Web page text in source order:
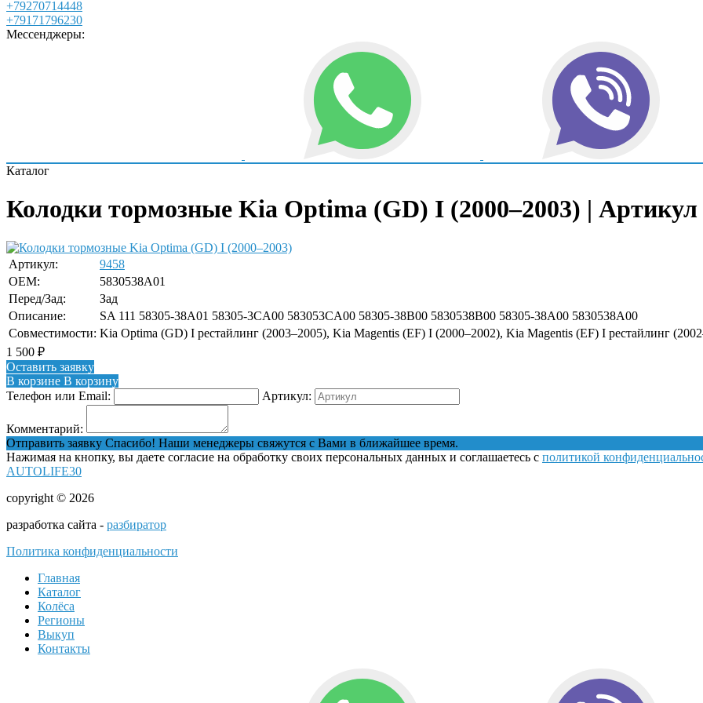
+79270714448
+79171796230
Мессенджеры:
Каталог
Колодки тормозные Kia Optima (GD) I (2000–2003) | Артикул
Артикул:
9458
OEM:
5830538A01
Перед/Зад:
Зад
Описание:
SA 111 58305-38A01 58305-3CA00 583053CA00 58305-38B00 5830538B00 58305-38A00 5830538A00
Совместимости: Kia Optima (GD) I рестайлинг (2003–2005), Kia Magentis (EF) I (2000–2002), Kia Magentis (EF) I рестайлинг
1 500 ₽
Оставить заявку
В корзине В корзину
Телефон или Email:
Артикул:
Комментарий:
Отправить заявку Спасибо! Наши менеджеры свяжутся с Вами в ближайшее время.
Нажимая на кнопку, вы даете согласие на обработку своих персональных данных и соглашаетесь с политикой
AUTOLIFE30
copyright © 2026
разработка сайта - разбиратор
Политика конфиденциальности
Главная
Каталог
Колёса
Регионы
Выкуп
Контакты